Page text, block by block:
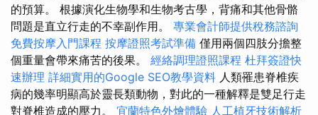
的預算。 根據演化生物學和生物考古學，背痛和其他骨骼
問題是直立行走的不幸副作用。 專業會計師提供稅務諮詢
免費按摩入門課程 按摩證照考試準備 僅用兩個四肢分擔整
個重量會帶來痛苦的後果。 經絡調理證照課程 杜拜簽證快
速辦理 詳細實用的Google SEO教學資料 人類罹患脊椎疾
病的幾率明顯高於靈長類動物，對此的一種解釋是雙足行走
對脊椎造成的壓力。 宜蘭特色外燴體驗 人工植牙技術解析